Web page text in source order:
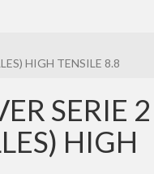
HIGH TENSILE 8.8
SERIE
HIGH